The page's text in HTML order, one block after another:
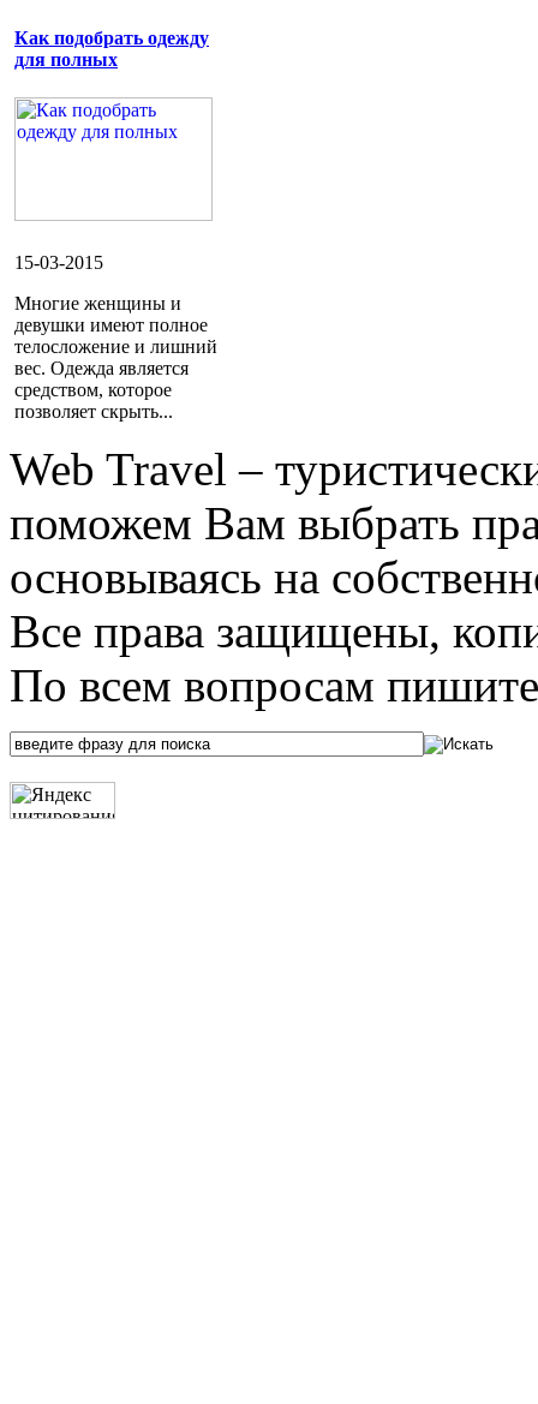
Как подобрать одежду
для полных
15-03-2015
Многие женщины и
девушки имеют полное
телосложение и лишний
вес. Одежда является
средством, которое
позволяет скрыть...
Web Travel –
поможем Вам выбрать
основываясь на
Все права защищены,
По всем вопросам